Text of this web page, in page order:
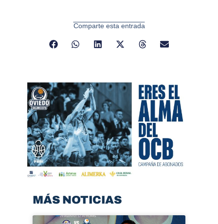
Comparte esta entrada
MÁS NOTICIAS